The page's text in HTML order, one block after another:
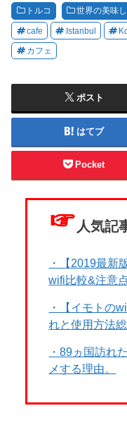
トルコ 世界の美味
cafe Istanbul
カフェ
ポスト
はてブ
Pocket
☞ 人気記
・【2019最新
wifi比較&注意
・【イモトの
れと使用方法
・89ヵ国訪れ
メする理由。